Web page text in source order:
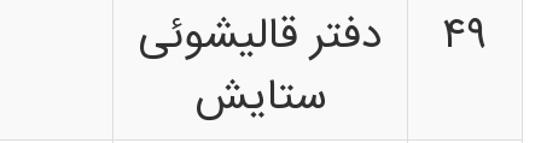
۴۹
دفتر قالیشوئی
ستایش